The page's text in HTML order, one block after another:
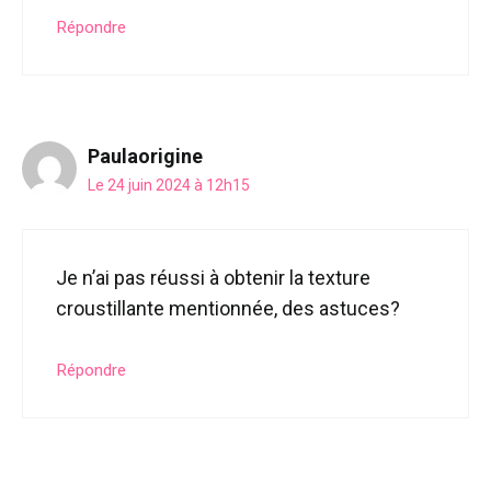
Répondre
Paulaorigine
Le 24 juin 2024 à 12h15
Je n’ai pas réussi à obtenir la texture
croustillante mentionnée, des astuces?
Répondre